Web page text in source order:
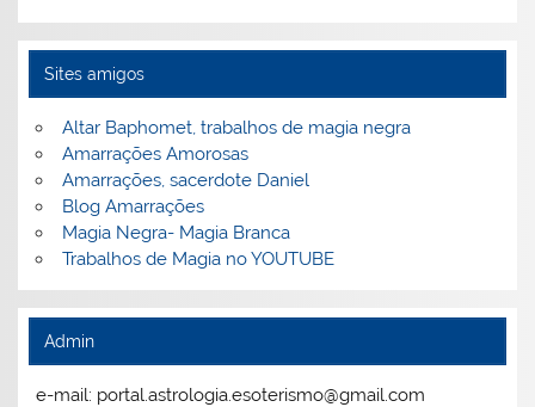
Sites amigos
Altar Baphomet, trabalhos de magia negra
Amarrações Amorosas
Amarrações, sacerdote Daniel
Blog Amarrações
Magia Negra- Magia Branca
Trabalhos de Magia no YOUTUBE
Admin
e-mail: portal.astrologia.esoterismo@gmail.com